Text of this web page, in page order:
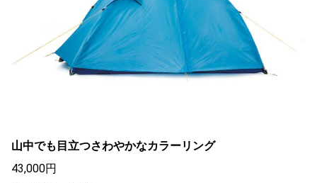
山中でも目立つさわやかなカラーリング
43,000円